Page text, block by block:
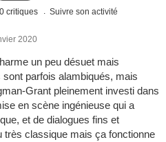
critiques Suivre son activité
2020
un peu désuet mais
parfois alambiqués, mais
Grant pleinement investi dans
en scène ingénieuse qui a
et de dialogues fins et
classique mais ça fonctionne